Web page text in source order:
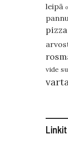
leipä
pizza
vide
Linkit